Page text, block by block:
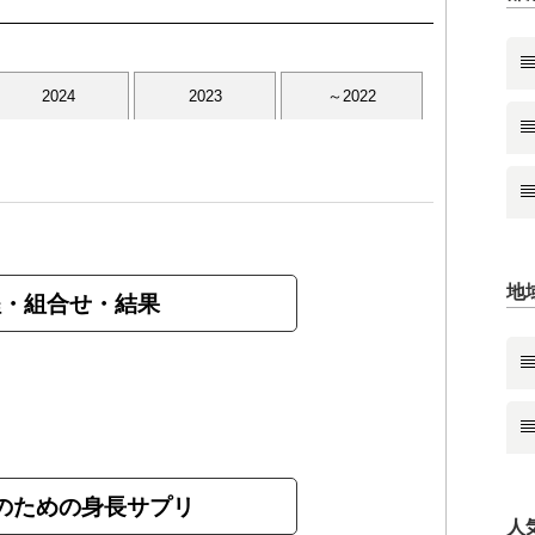
2024 2023 ～2022
組合せ・結果
ための身長サプリ
地
人